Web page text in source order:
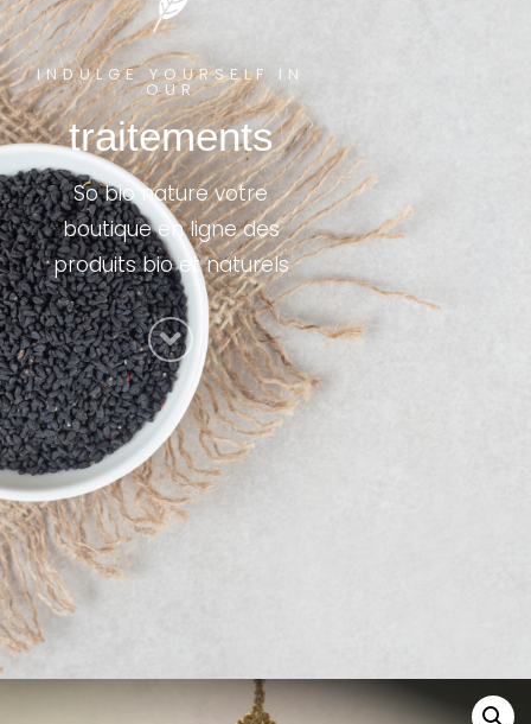
INDULGE YOURSELF IN
OUR
traitements
So bio nature votre
boutique en ligne des
produits bio et naturels